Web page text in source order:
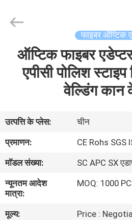
हमारे
बारे
में
कारखाना
भ्रमण
optics.com.
फाइबर ऑप्टिक
ऑप्टिक फाइबर
एपीसी पोलिश
वेल्डिंग कान
उत्पत्ति के प्लेस:
चीन
प्रमाणन:
CE Rohs SGS
मॉडल संख्या:
SC APC SX
न्यूनतम आदेश
मात्रा:
MOQ: 1000
मूल्य:
Price :